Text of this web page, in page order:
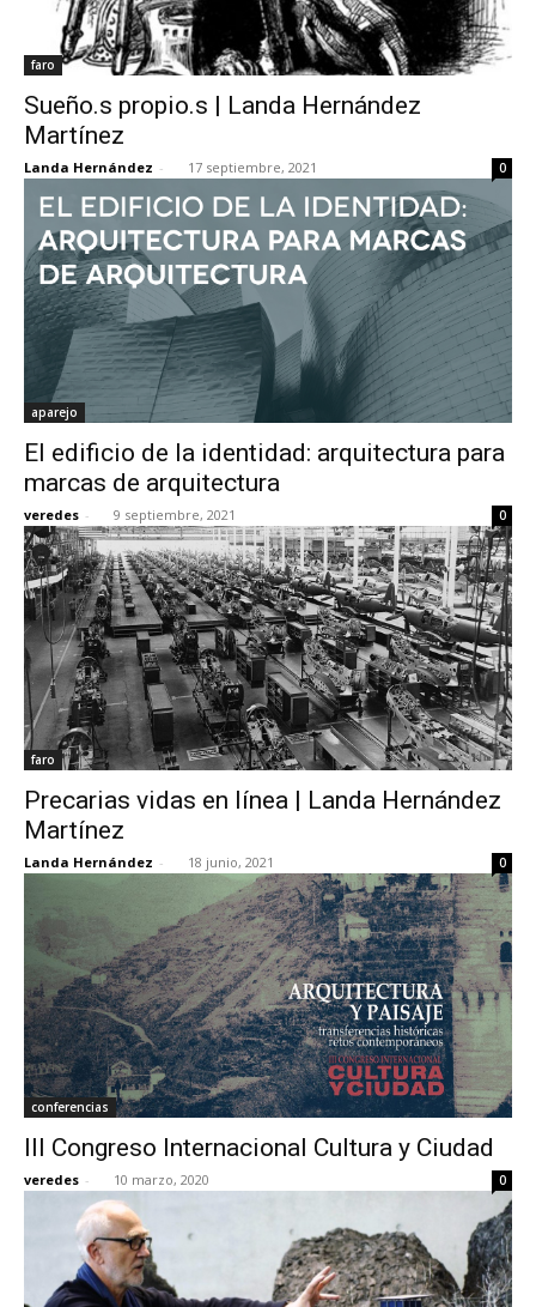
faro
Sueño.s propio.s | Landa Hernández
Martínez
Landa Hernández - 17 septiembre, 2021 0
aparejo
El edificio de la identidad: arquitectura para
marcas de arquitectura
veredes - 9 septiembre, 2021 0
faro
Precarias vidas en línea | Landa Hernández
Martínez
Landa Hernández - 18 junio, 2021 0
conferencias
III Congreso Internacional Cultura y Ciudad
veredes - 10 marzo, 2020 0